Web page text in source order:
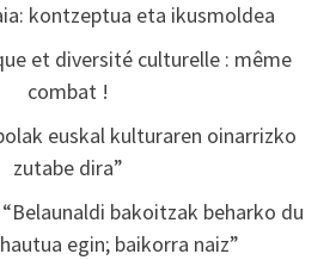
kontzeptua eta ikusmoldea
et diversité culturelle : même
combat !
euskal kulturaren oinarrizko
zutabe dira”
bakoitzak beharko du
egin; baikorra naiz”